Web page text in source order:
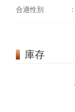
合適性別 ：
庫存